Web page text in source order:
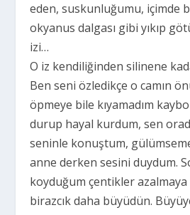
eden, suskunluğumu, içimde
okyanus dalgası gibi yıkıp
izi…
O iz kendiliğinden silinene
Ben seni özledikçe o camın
öpmeye bile kıyamadım
durup hayal kurdum, sen
seninle konuştum,
anne derken sesini duydum.
koyduğum çentikler azalmaya
birazcık daha büyüdün.